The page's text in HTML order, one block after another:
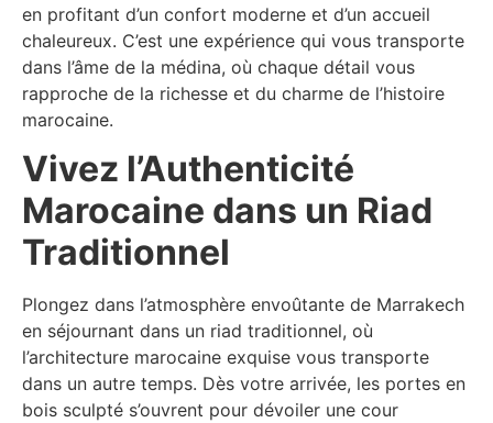
en profitant d’un confort moderne et d’un accueil
chaleureux. C’est une expérience qui vous transporte
dans l’âme de la médina, où chaque détail vous
rapproche de la richesse et du charme de l’histoire
marocaine.
Vivez l’Authenticité
Marocaine dans un Riad
Traditionnel
Plongez dans l’atmosphère envoûtante de Marrakech
en séjournant dans un riad traditionnel, où
l’architecture marocaine exquise vous transporte
dans un autre temps. Dès votre arrivée, les portes en
bois sculpté s’ouvrent pour dévoiler une cour